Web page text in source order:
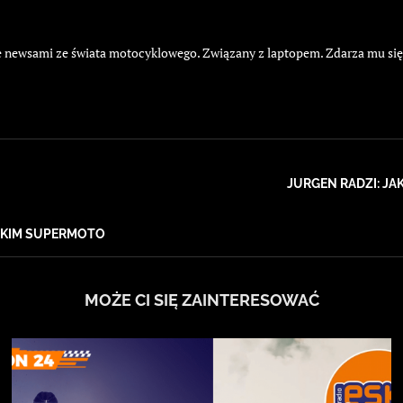
newsami ze świata motocyklowego. Związany z laptopem. Zdarza mu
SUPERMOTO
JURGEN RADZI:
MOŻE CI SIĘ ZAINTERESOWAĆ